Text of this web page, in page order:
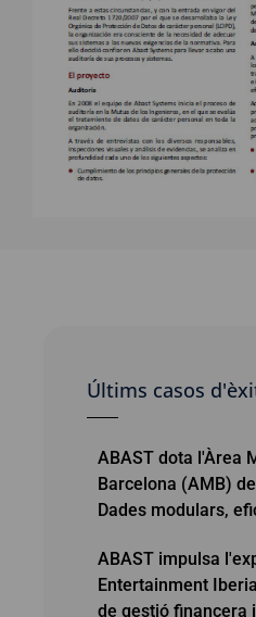
Últims casos
ABAST dota l'Àrea
Barcelona (AMB)
Dades modulars,
ABAST impulsa
Entertainment
de gestió financera